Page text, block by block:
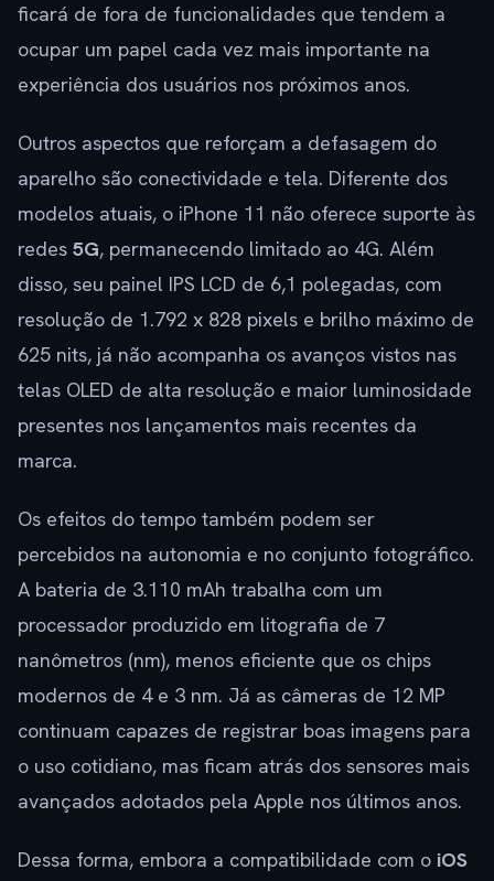
ficará de fora de funcionalidades que tendem a
ocupar um papel cada vez mais importante na
experiência dos usuários nos próximos anos.
Outros aspectos que reforçam a defasagem do
aparelho são conectividade e tela. Diferente dos
modelos atuais, o iPhone 11 não oferece suporte às
redes 5G, permanecendo limitado ao 4G. Além
disso, seu painel IPS LCD de 6,1 polegadas, com
resolução de 1.792 x 828 pixels e brilho máximo de
625 nits, já não acompanha os avanços vistos nas
telas OLED de alta resolução e maior luminosidade
presentes nos lançamentos mais recentes da
marca.
Os efeitos do tempo também podem ser
percebidos na autonomia e no conjunto fotográfico.
A bateria de 3.110 mAh trabalha com um
processador produzido em litografia de 7
nanômetros (nm), menos eficiente que os chips
modernos de 4 e 3 nm. Já as câmeras de 12 MP
continuam capazes de registrar boas imagens para
o uso cotidiano, mas ficam atrás dos sensores mais
avançados adotados pela Apple nos últimos anos.
Dessa forma, embora a compatibilidade com o iOS